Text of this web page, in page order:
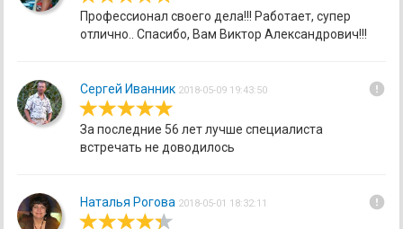
Профессионал своего дела!!! Работает, супер
отлично.. Спасибо, Вам Виктор Александрович!!!
Сергей Иванник 2018-05-09 19:43:50 error
За последние 56 лет лучше специалиста
встречать не доводилось
Наталья Рогова 2018-05-01 18:32:11 error